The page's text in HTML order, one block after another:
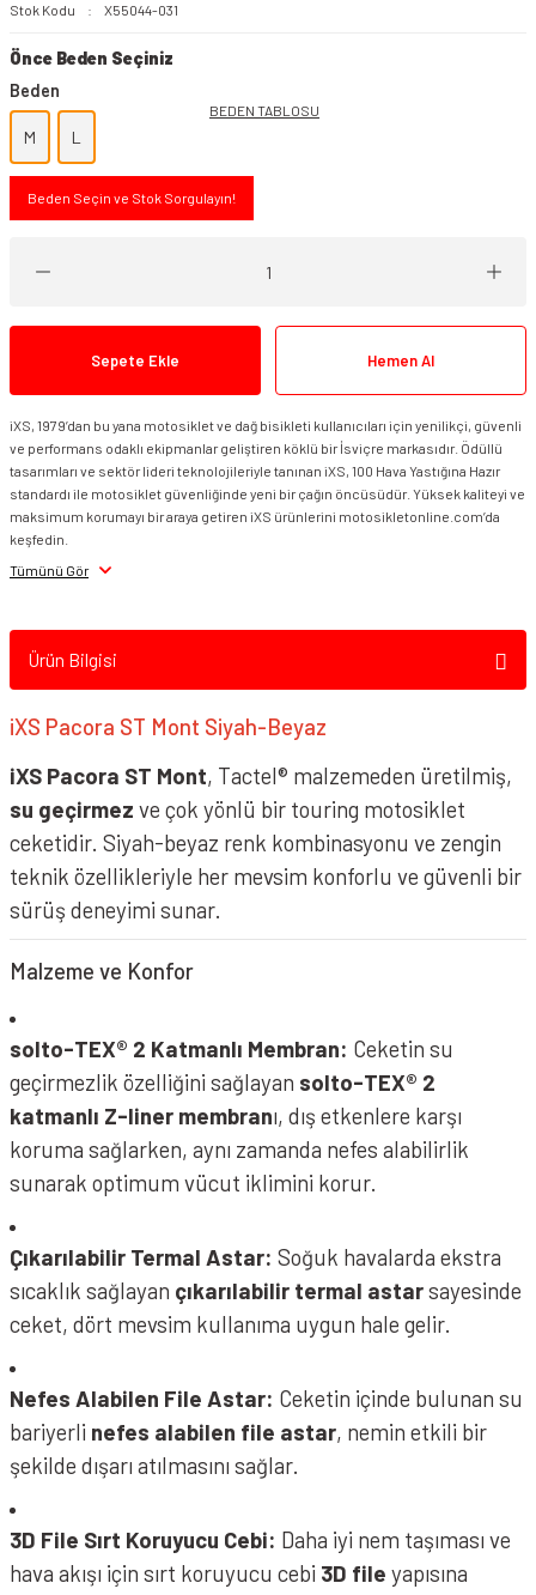
Stok Kodu X55044-031
Önce Beden Seçiniz
Beden
M L
BEDEN TABLOSU
Beden Seçin ve Stok Sorgulayın!
Sepete Ekle Hemen Al
iXS, 1979’dan bu yana motosiklet ve dağ bisikleti kullanıcıları için yenilikçi, güvenli
ve performans odaklı ekipmanlar geliştiren köklü bir İsviçre markasıdır. Ödüllü
tasarımları ve sektör lideri teknolojileriyle tanınan iXS, 100 Hava Yastığına Hazır
standardı ile motosiklet güvenliğinde yeni bir çağın öncüsüdür. Yüksek kaliteyi ve
maksimum korumayı bir araya getiren iXS ürünlerini motosikletonline.com’da
keşfedin.
Tümünü Gör
Ürün Bilgisi
iXS Pacora ST Mont Siyah-Beyaz
iXS Pacora ST Mont, Tactel® malzemeden üretilmiş,
su geçirmez ve çok yönlü bir touring motosiklet
ceketidir. Siyah-beyaz renk kombinasyonu ve zengin
teknik özellikleriyle her mevsim konforlu ve güvenli bir
sürüş deneyimi sunar.
Malzeme ve Konfor
solto-TEX® 2 Katmanlı Membran: Ceketin su
geçirmezlik özelliğini sağlayan solto-TEX® 2
katmanlı Z-liner membranı, dış etkenlere karşı
koruma sağlarken, aynı zamanda nefes alabilirlik
sunarak optimum vücut iklimini korur.
Çıkarılabilir Termal Astar: Soğuk havalarda ekstra
sıcaklık sağlayan çıkarılabilir termal astarsayesinde
ceket, dört mevsim kullanıma uygun hale gelir.
Nefes Alabilen File Astar: Ceketin içinde bulunan su
bariyerli nefes alabilen file astar, nemin etkili bir
şekilde dışarı atılmasını sağlar.
3D File Sırt Koruyucu Cebi: Daha iyi nem taşıması ve
hava akışı için sırt koruyucu cebi 3D file yapısına